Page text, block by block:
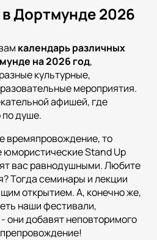
Дортмунде 2026
календарь различных
на2026 год,
культурные,
мероприятия.
афишей, где
душе.
времяпровождение, то
юмористические Stand Up
вас равнодушными. Любите
Тогда семинары и лекции
открытием. А, конечно же,
наши фестивали,
они добавят неповторимого